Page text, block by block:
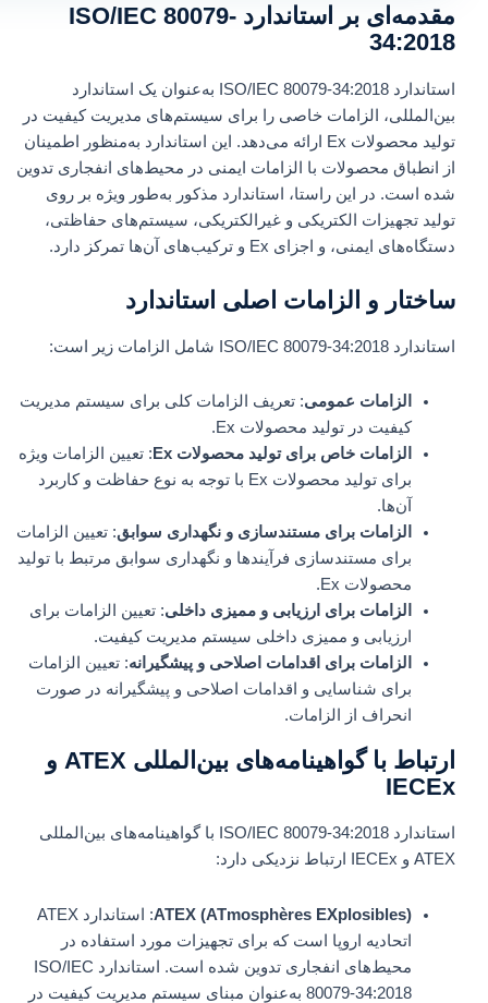
مقدمه‌ای بر استاندارد ISO/IEC 80079-
34:2018
استاندارد ISO/IEC 80079-34:2018 به‌عنوان یک استاندارد
بین‌المللی، الزامات خاصی را برای سیستم‌های مدیریت کیفیت در
تولید محصولات Ex ارائه می‌دهد. این استاندارد به‌منظور اطمینان
از انطباق محصولات با الزامات ایمنی در محیط‌های انفجاری تدوین
شده است. در این راستا، استاندارد مذکور به‌طور ویژه بر روی
تولید تجهیزات الکتریکی و غیرالکتریکی، سیستم‌های حفاظتی،
دستگاه‌های ایمنی، و اجزای Ex و ترکیب‌های آن‌ها تمرکز دارد.
ساختار و الزامات اصلی استاندارد
استاندارد ISO/IEC 80079-34:2018 شامل الزامات زیر است:
الزامات عمومی: تعریف الزامات کلی برای سیستم مدیریت
کیفیت در تولید محصولات Ex.
الزامات خاص برای تولید محصولات Ex
: تعیین الزامات ویژه
برای تولید محصولات Ex با توجه به نوع حفاظت و کاربرد
آن‌ها.
الزامات برای مستندسازی و نگهداری سوابق: تعیین الزامات
برای مستندسازی فرآیندها و نگهداری سوابق مرتبط با تولید
محصولات Ex.
الزامات برای ارزیابی و ممیزی داخلی: تعیین الزامات برای
ارزیابی و ممیزی داخلی سیستم مدیریت کیفیت.
الزامات برای اقدامات اصلاحی و پیشگیرانه: تعیین الزامات
برای شناسایی و اقدامات اصلاحی و پیشگیرانه در صورت
انحراف از الزامات.
ارتباط با گواهینامه‌های بین‌المللی ATEX و
IECEx
استاندارد ISO/IEC 80079-34:2018 با گواهینامه‌های بین‌المللی
ATEX و IECEx ارتباط نزدیکی دارد:
ATEX (ATmosphères EXplosibles)
: استاندارد ATEX
اتحادیه اروپا است که برای تجهیزات مورد استفاده در
محیط‌های انفجاری تدوین شده است. استاندارد ISO/IEC
80079-34:2018 به‌عنوان مبنای سیستم مدیریت کیفیت در